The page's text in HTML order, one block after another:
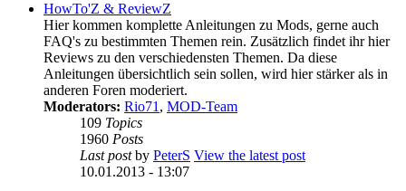
HowTo'Z & ReviewZ
Hier kommen komplette Anleitungen zu Mods, gerne auch
FAQ's zu bestimmten Themen rein. Zusätzlich findet ihr hier
Reviews zu den verschiedensten Themen. Da diese
Anleitungen übersichtlich sein sollen, wird hier stärker als in
anderen Foren moderiert.
Moderators: Rio71, MOD-Team
109 Topics
1960 Posts
Last postby PeterS View the latest post
10.01.2013 - 13:07